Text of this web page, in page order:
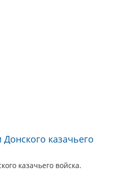
казачьего
казачьего войска.